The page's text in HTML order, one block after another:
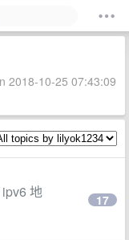
2018-10-25 07:43:09
地
17